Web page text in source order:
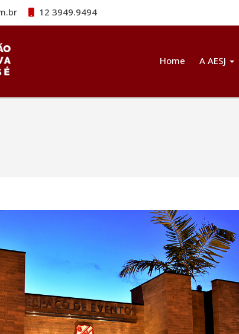
12 3949.9494
Home A AESJ